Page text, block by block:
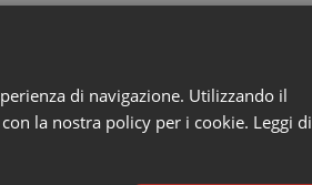
di navigazione. Utilizzando il
la nostra policy per i cookie. Leggi di